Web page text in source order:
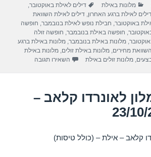
s
A
p
p
gr
a
m
e
קטגוריות
מלונות באילת תגיות
דילים לאילת באוקטובר
לאילת ברגע האחרון ,דילים לאילת השוואת
באוקטובר חבילת נופש לאילת בנובמבר חופשה
חופשה באילת בנובמבר חופשה זולה
,מלונות באילת בנובמבר ,מלונות באילת ברגע
מחירים ,מלונות באילת זולים ,מלונות באילת
,מלונות זולים באילת השאירו תגובה
לאונרדו קלאב –
קלאב – אילת – (כולל טיסות)